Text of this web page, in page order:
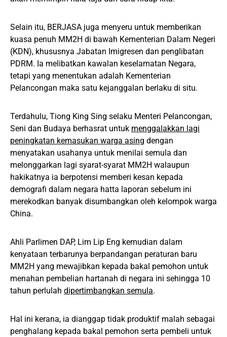
Selain itu, BERJASA juga menyeru untuk memberikan
kuasa penuh MM2H di bawah Kementerian Dalam Negeri
(KDN), khususnya Jabatan Imigresen dan penglibatan
PDRM. Ia melibatkan kawalan keselamatan Negara,
tetapi yang menentukan adalah Kementerian
Pelancongan maka satu kejanggalan berlaku di situ.
Terdahulu, Tiong King Sing selaku Menteri Pelancongan,
Seni dan Budaya berhasrat untuk menggalakkan lagi
peningkatan kemasukan warga asing dengan
menyatakan usahanya untuk menilai semula dan
melonggarkan lagi syarat-syarat MM2H walaupun
hakikatnya ia berpotensi memberi kesan kepada
demografi dalam negara hatta laporan sebelum ini
merekodkan banyak disumbangkan oleh kelompok warga
China.
Ahli Parlimen DAP, Lim Lip Eng kemudian dalam
kenyataan terbarunya berpandangan peraturan baru
MM2H yang mewajibkan kepada bakal pemohon untuk
menahan pembelian hartanah di negara ini sehingga 10
tahun perlulah dipertimbangkan semula.
Hal ini kerana, ia dianggap tidak produktif malah sebagai
penghalang kepada bakal pemohon serta pembeli untuk